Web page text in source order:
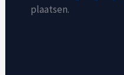
plaatsen.